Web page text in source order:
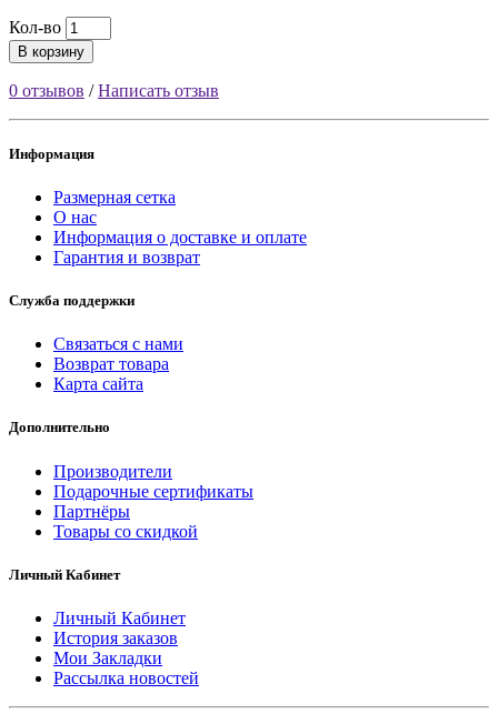
Кол-во
В корзину
0 отзывов /Написать отзыв
Информация
Размерная сетка
О нас
Информация о доставке и оплате
Гарантия и возврат
Служба поддержки
Связаться с нами
Возврат товара
Карта сайта
Дополнительно
Производители
Подарочные сертификаты
Партнёры
Товары со скидкой
Личный Кабинет
Личный Кабинет
История заказов
Мои Закладки
Рассылка новостей